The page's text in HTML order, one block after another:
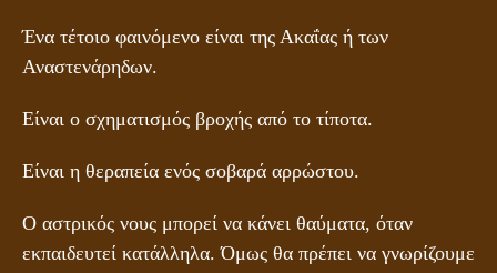
Ένα τέτοιο φαινόμενο είναι της Ακαΐας ή των
Αναστενάρηδων.
Είναι ο σχηματισμός βροχής από το τίποτα.
Είναι η θεραπεία ενός σοβαρά αρρώστου.
Ο αστρικός νους μπορεί να κάνει θαύματα, όταν
εκπαιδευτεί κατάλληλα. Όμως θα πρέπει να γνωρίζουμε